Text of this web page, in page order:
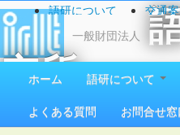
一般財団法人
究所
1923（大正12）年
語研について 交通
お問い合わせ
ホーム 語研について
よくある質問
お問合せ窓